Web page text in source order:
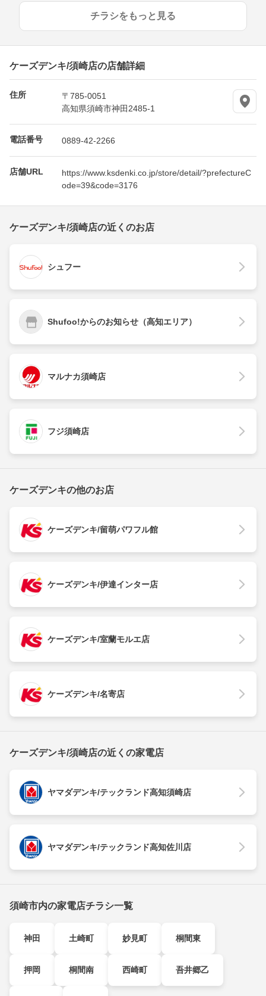
チラシをもっと見る
ケーズデンキ/須崎店の店舗詳細
住所
〒785-0051
高知県須崎市神田2485-1
電話番号 0889-42-2266
店舗URL
https://www.ksdenki.co.jp/store/detail/?prefectureC
ode=39&code=3176
ケーズデンキ/須崎店の近くのお店
シュフー
Shufoo!からのお知らせ（高知エリア）
マルナカ須崎店
フジ須崎店
ケーズデンキの他のお店
ケーズデンキ/留萌パワフル館
ケーズデンキ/伊達インター店
ケーズデンキ/室蘭モルエ店
ケーズデンキ/名寄店
ケーズデンキ/須崎店の近くの家電店
ヤマダデンキ/テックランド高知須崎店
ヤマダデンキ/テックランド高知佐川店
須崎市内の家電店チラシ一覧
神田 土崎町 妙見町 桐間東
押岡 桐間南 西崎町 吾井郷乙